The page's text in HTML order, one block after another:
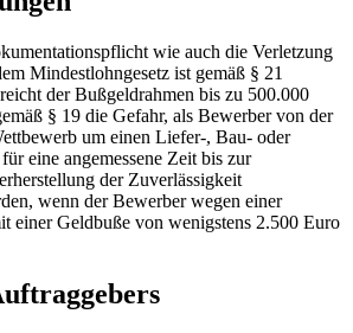
wie auch die Verletzung
Mindestlohngesetz ist gemäß § 21
der Bußgeldrahmen bis zu 500.000
§ 19 die Gefahr, als Bewerber von der
um einen Liefer-, Bau- oder
eine angemessene Zeit bis zur
der Zuverlässigkeit
wenn der Bewerber wegen einer
einer Geldbuße von wenigstens 2.500 Euro